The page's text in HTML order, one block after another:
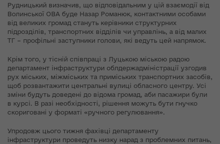
Рудницький визначив, що відповідальним у цій взаємодії від
Волинської ОВА буде Назар Романюк, контактними особами
від великих громад стануть керівники структурних
підрозділів, транспортних відділів чи управлінь, а від малих
ТГ – профільні заступники голови, які ведуть цей напрямок.
Крім того, у тісній співпраці з Луцькою міською радою
департамент інфраструктури облдержадміністрації узгодив
рух міських, міжміських та приміських транспортних засобів,
щоб розвантажити центральні вулиці обласного центру. Усі
зміни будуть доведені до відома громад, аби пасажири були
в курсі. В разі необхідності, рішення можуть бути гнучко
скориговані у форматі «ручного регулювання».
Упродовж цього тижня фахівці департаменту
інфраструктури проведуть низку нарад з проблемних питань,